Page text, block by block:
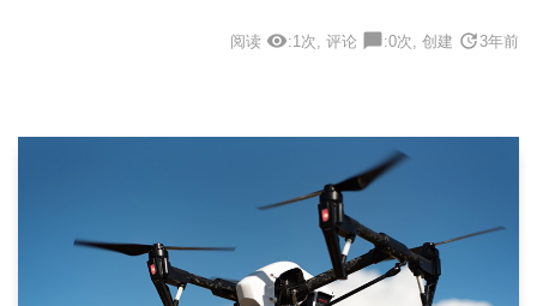
阅读 visibility:1次, 评论 chat_bubble:0次, 创建 update 3年前